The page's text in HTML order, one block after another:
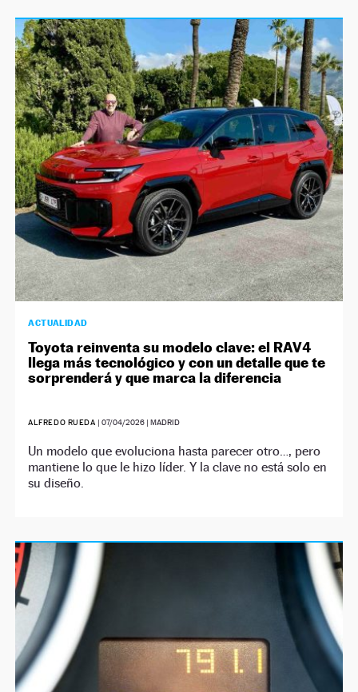
ACTUALIDAD
Toyota reinventa su modelo clave: el RAV4
llega más tecnológico y con un detalle que te
sorprenderá y que marca la diferencia
ALFREDO RUEDA |07/04/2026 | MADRID
Un modelo que evoluciona hasta parecer otro…, pero
mantiene lo que le hizo líder. Y la clave no está solo en
su diseño.